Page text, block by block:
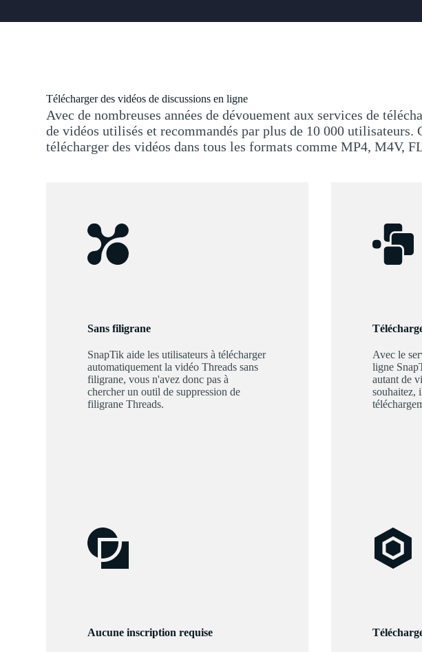
Télécharger des vidéos de discussions en ligne
Avec de nombreuses années de dévouement aux services de
de vidéos utilisés et recommandés par plus de 10 000
télécharger des vidéos dans tous les formats comme MP4, M4V,
Sans filigrane
SnapTik aide les utilisateurs à télécharger
automatiquement la vidéo Threads sans
filigrane, vous n'avez donc pas à
chercher un outil de suppression de
filigrane Threads.
Avec le
ligne
autant de
souhaitez,
Aucune inscription requise